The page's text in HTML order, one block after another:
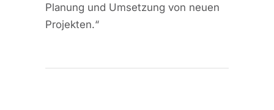
Planung und Umsetzung von neuen
Projekten.“